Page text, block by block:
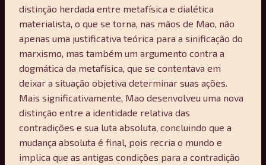
distinção herdada entre metafísica e dialética
materialista, o que se torna, nas mãos de Mao, não
apenas uma justificativa teórica para a sinificação do
marxismo, mas também um argumento contra a
dogmática da metafísica, que se contentava em
deixar a situação objetiva determinar suas ações.
Mais significativamente, Mao desenvolveu uma nova
distinção entre a identidade relativa das
contradições e sua luta absoluta, concluindo que a
mudança absoluta é final, pois recria o mundo e
implica que as antigas condições para a contradição